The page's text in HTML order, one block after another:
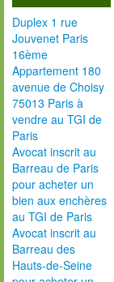
Duplex 1 rue
Jouvenet Paris
16ème
Appartement 180
avenue de Choisy
75013 Paris à
vendre au TGI de
Paris
Avocat inscrit au
Barreau de Paris
pour acheter un
bien aux enchères
au TGI de Paris
Avocat inscrit au
Barreau des
Hauts-de-Seine